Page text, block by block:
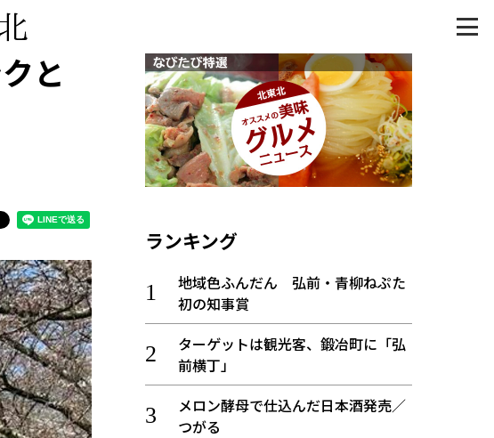
と
ランキング
地域色ふんだん 弘前・青柳ねぷた
初の知事賞
ターゲットは観光客、鍛冶町に「弘
前横丁」
メロン酵母で仕込んだ日本酒発売／
つがる